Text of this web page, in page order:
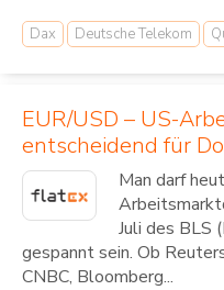
Dax Deutsche Telekom
EUR/USD – US-
entscheidend für
Man darf
Juli des BLS
gespannt sein. Ob
CNBC, Bloomberg...